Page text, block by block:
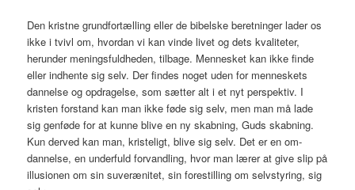
Den kristne grundfortælling eller de bibelske beretninger lader os
ikke i tvivl om, hvordan vi kan vinde livet og dets kvaliteter,
herunder meningsfuldheden, tilbage. Mennesket kan ikke finde
eller indhente sig selv. Der findes noget uden for menneskets
dannelse og opdragelse, som sætter alt i et nyt perspektiv. I
kristen forstand kan man ikke føde sig selv, men man må lade
sig genføde for at kunne blive en ny skabning, Guds skabning.
Kun derved kan man, kristeligt, blive sig selv. Det er en om-
dannelse, en underfuld forvandling, hvor man lærer at give slip på
illusionen om sin suverænitet, sin forestilling om selvstyring, sig